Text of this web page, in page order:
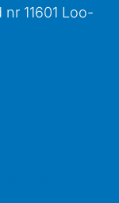
11601 Loo-